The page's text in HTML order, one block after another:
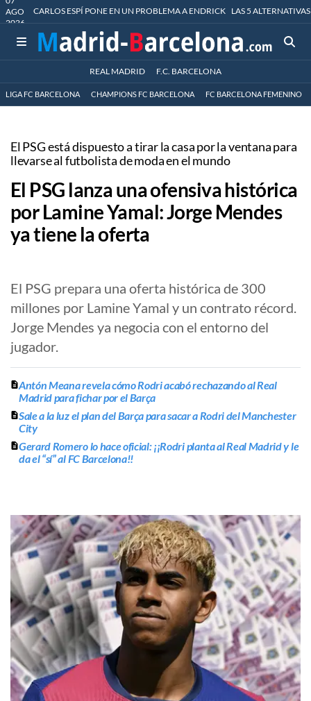
AGO
2026
CARLOS ESPÍ PONE EN UN PROBLEMA A ENDRICK LAS 5
REAL MADRID F.C. BARCELONA
LIGA FC BARCELONA CHAMPIONS FC BARCELONA FC BARCELONA FEMENINO
El PSG está dispuesto a tirar la casa por la ventana para
llevarse al futbolista de moda en el mundo
El PSG lanza una ofensiva histórica
por Lamine Yamal: Jorge Mendes
ya tiene la oferta
El PSG prepara una oferta histórica de 300
millones por Lamine Yamal y un contrato récord.
Jorge Mendes ya negocia con el entorno del
jugador.
Antón Meana revela cómo Rodri acabó rechazando al Real
Madrid para fichar por el Barça
Sale a la luz el plan del Barça para sacar a Rodri del Manchester
City
Gerard Romero lo hace oficial: ¡¡Rodri planta al Real Madrid y le
da el “sí” al FC Barcelona!!